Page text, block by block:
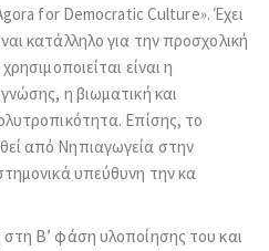
for Democratic Culture». Έχει
κατάλληλο για την προσχολική
είναι η
η βιωματική και
Επίσης, το
από Νηπιαγωγεία στην
υπεύθυνη την κα
Β’ φάση υλοποίησης του και